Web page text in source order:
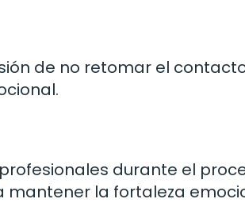
de no retomar el
durante el
la fortaleza